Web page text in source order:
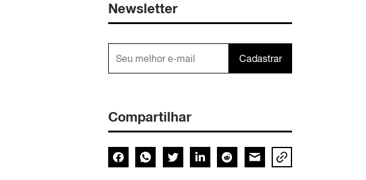
Newsletter
Cadastrar
Compartilhar